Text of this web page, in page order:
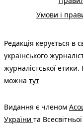
Умови і
Редакція керується в
українського
журналістської
можна тут
Видання є членом
України та